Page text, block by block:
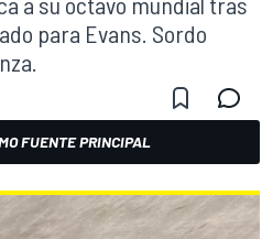
para Evans. Sordo
FUENTE PRINCIPAL